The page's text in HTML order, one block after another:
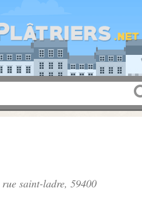
rue saint-ladre, 59400